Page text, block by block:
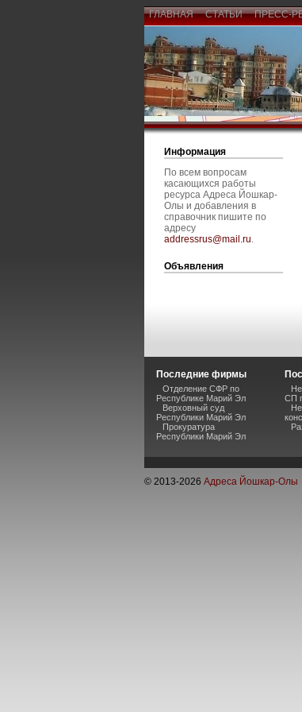
ГЛАВНАЯ СТАТЬИ ПРЕСС-
Информация
По всем вопросам
касающихся работы
ресурса Адреса Йошкар-
Олы и добавления в
справочник пишите по
адресу
addressrus@mail.ru.
Объявления
Последние фирмы
Отделение СФР по
Республике Марий Эл
Верховный суд
Республики Марий Эл
Прокуратура
Республики Марий Эл
СП
© 2013-2026 Адреса Йошкар-Олы